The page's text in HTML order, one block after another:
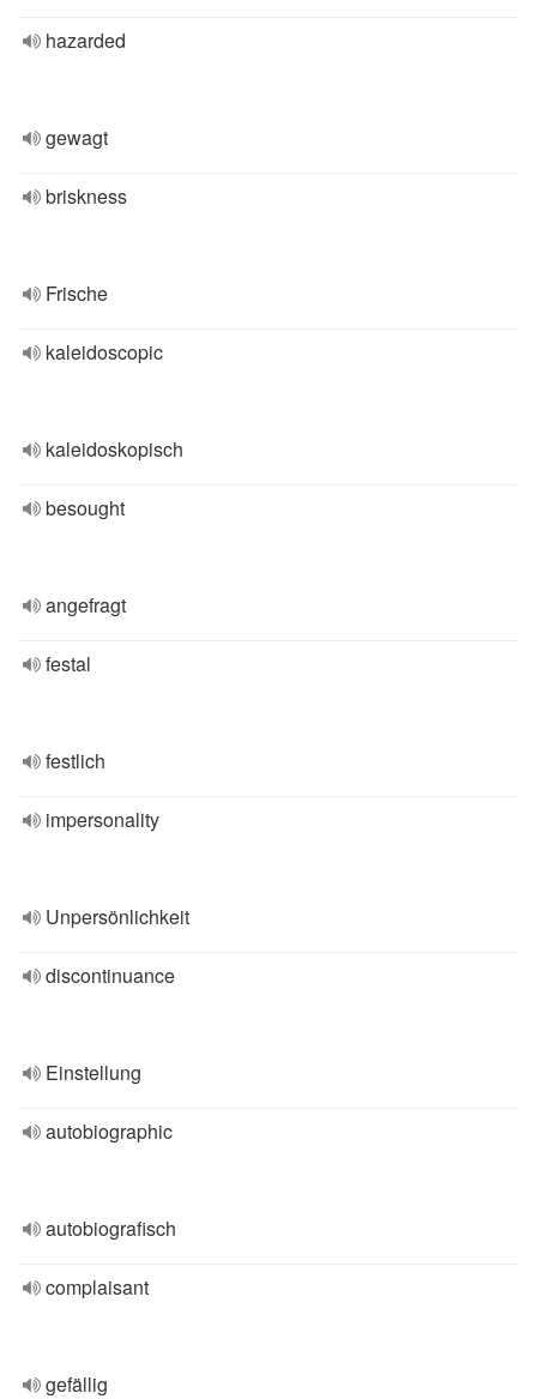
hazarded
gewagt
briskness
Frische
kaleidoscopic
kaleidoskopisch
besought
angefragt
festal
festlich
impersonality
Unpersönlichkeit
discontinuance
Einstellung
autobiographic
autobiografisch
complaisant
gefällig